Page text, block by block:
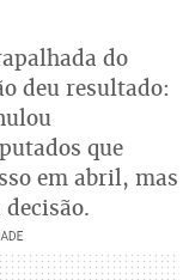
do
deu resultado:
que
em abril, mas